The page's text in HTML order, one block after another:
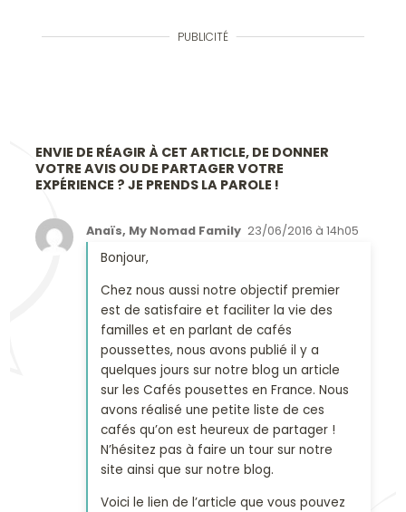
PUBLICITÉ
ENVIE DE RÉAGIR À CET ARTICLE, DE DONNER
VOTRE AVIS OU DE PARTAGER VOTRE
EXPÉRIENCE ? JE PRENDS LA PAROLE !
Anaïs, My Nomad Family 23/06/2016 à 14h05
Bonjour,
Chez nous aussi notre objectif premier
est de satisfaire et faciliter la vie des
familles et en parlant de cafés
poussettes, nous avons publié il y a
quelques jours sur notre blog un article
sur les Cafés pousettes en France. Nous
avons réalisé une petite liste de ces
cafés qu’on est heureux de partager !
N’hésitez pas à faire un tour sur notre
site ainsi que sur notre blog.
Voici le lien de l’article que vous pouvez